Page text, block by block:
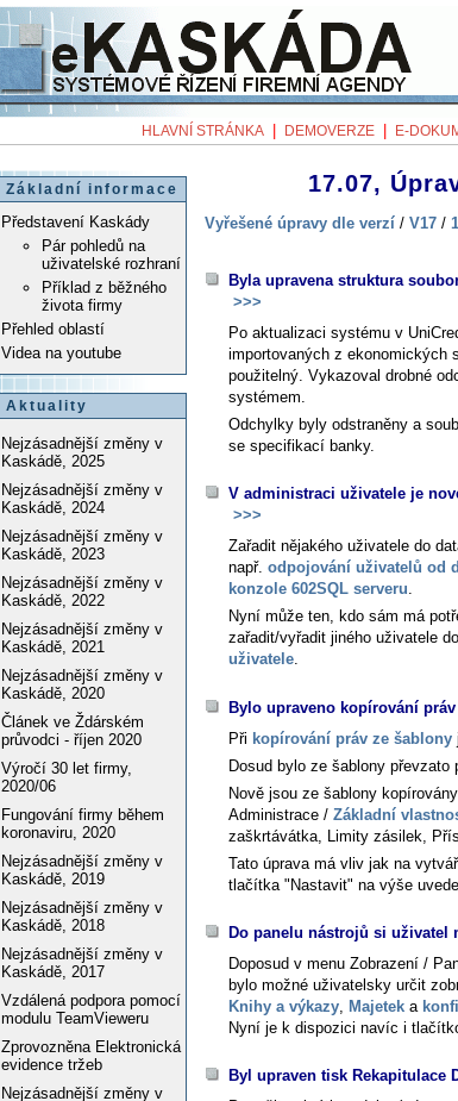
HLAVNÍ STRÁNKA DEMOVERZE E-
Základní informace
Představení Kaskády
Pár pohledů na
uživatelské rozhraní
Příklad z běžného
života firmy
Přehled oblastí
Videa na youtube
Aktuality
Nejzásadnější změny v
Kaskádě, 2025
Nejzásadnější změny v
Kaskádě, 2024
Nejzásadnější změny v
Kaskádě, 2023
Nejzásadnější změny v
Kaskádě, 2022
Nejzásadnější změny v
Kaskádě, 2021
Nejzásadnější změny v
Kaskádě, 2020
Článek ve Ždárském
průvodci - říjen 2020
Výročí 30 let firmy,
2020/06
Fungování firmy během
koronaviru, 2020
Nejzásadnější změny v
Kaskádě, 2019
Nejzásadnější změny v
Kaskádě, 2018
Nejzásadnější změny v
Kaskádě, 2017
Vzdálená podpora pomocí
modulu TeamVieweru
Zprovozněna Elektronická
evidence tržeb
Nejzásadnější změny v
17.07,
Vyřešené úpravy dle verzí / V17 /
Byla upravena struktura
>>>
Po aktualizaci systému v
importovaných z ekonomických
použitelný. Vykazoval drobné
systémem.
Odchylky byly odstraněny a
se specifikací banky.
V administraci uživatele je
>>>
Zařadit nějakého uživatele do
např. odpojování uživatelů od
konzole 602SQL serveru.
Nyní může ten, kdo sám má
zařadit/vyřadit jiného uživatele
uživatele.
Bylo upraveno kopírování
Při kopírování práv ze šablony
Dosud bylo ze šablony převzato
Nově jsou ze šablony
Administrace / Základní
zaškrtávátka, Limity zásilek,
Tato úprava má vliv jak na
tlačítka "Nastavit" na výše
Do panelu nástrojů si
Doposud v menu Zobrazení /
bylo možné uživatelsky určit
Knihy a výkazy
Majetek a
Nyní je k dispozici navíc i
Byl upraven tisk Rekapitulace